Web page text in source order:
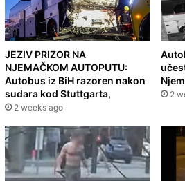
JEZIV PRIZOR NA
NJEMAČKOM AUTOPUTU:
Autobus iz BiH razoren nakon
sudara kod Stuttgarta,
2 weeks ago
2